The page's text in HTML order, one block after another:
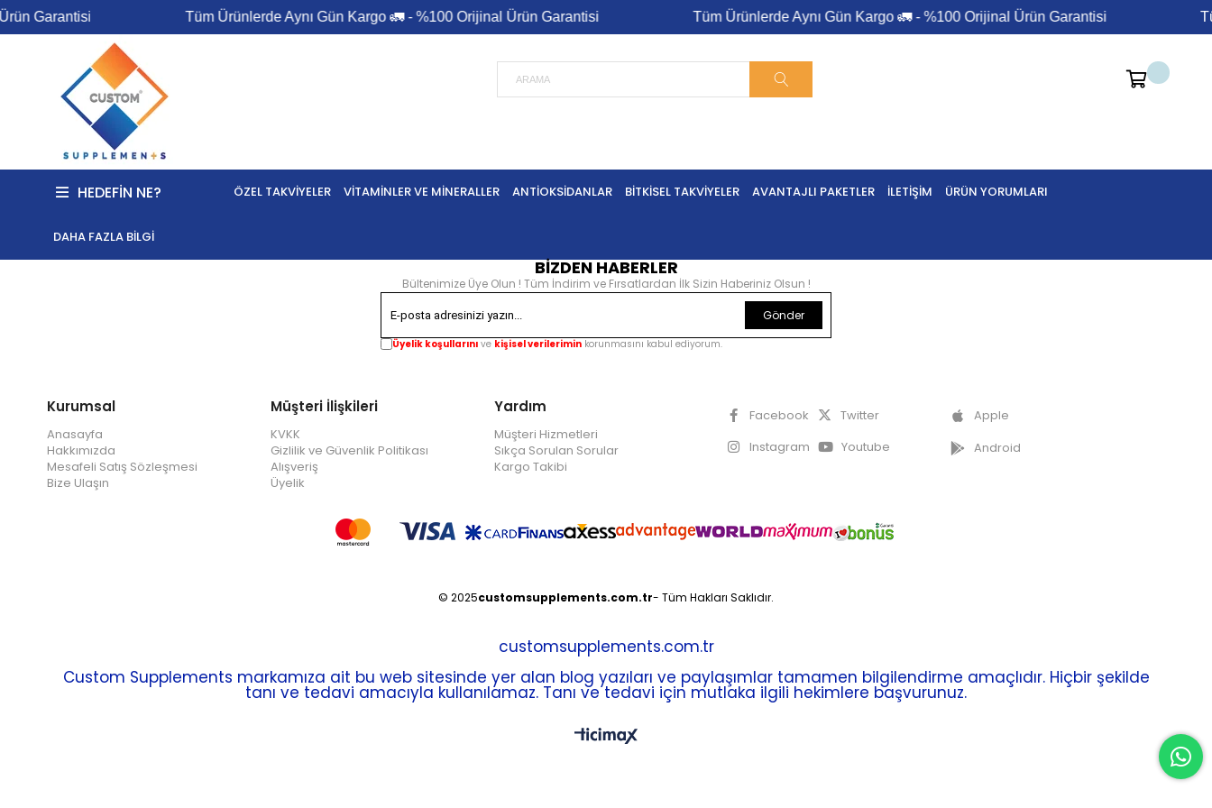
Garantisi Tüm Ürünlerde Aynı Gün Kargo 🚛 - %100 Orijinal Ürün Garantisi Tüm Ürünlerde Aynı Gün Kargo 🚛 - %100 Orijinal Ürün Garantisi
HEDEFIN NE? ÖZEL TAKVIYELER VITAMINLER VE MINERALLER ANTIOKSIDANLAR BITKISEL TAKVIYELER AVANTAJLI PAKETLER İLETIŞIM ÜRÜN YORUMLARI
DAHA FAZLA BILGI
BİZDEN HABERLER
Bültenimize Üye Olun ! Tüm İndirim ve Fırsatlardan İlk Sizin Haberiniz Olsun !
Gönder
Üyelik koşullarını ve kişisel verilerimin korunmasını kabul ediyorum.
Kurumsal
Anasayfa
Hakkımızda
Mesafeli Satış Sözleşmesi
Bize Ulaşın
Müşteri İlişkileri
KVKK
Gizlilik ve Güvenlik Politikası
Alışveriş
Üyelik
Yardım
Müşteri Hizmetleri
Sıkça Sorulan Sorular
Kargo Takibi
Facebook
Twitter
Instagram
Youtube
Apple
Android
© 2025customsupplements.com.tr- Tüm Hakları Saklıdır.
customsupplements.com.tr
Custom Supplements markamıza ait bu web sitesinde yer alan blog yazıları ve paylaşımlar tamamen bilgilendirme amaçlıdır. Hiçbir şekilde
tanı ve tedavi amacıyla kullanılamaz. Tanı ve tedavi için mutlaka ilgili hekimlere başvurunuz.